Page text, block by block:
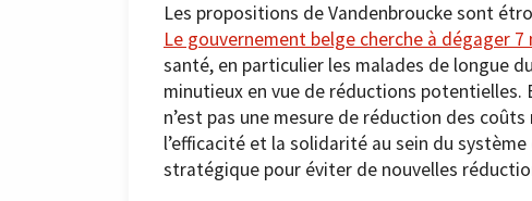
Les propositions de Vandenbroucke sont
Le gouvernement belge cherche à dégager 7
santé, en particulier les malades de longue
minutieux en vue de réductions potentielles.
n’est pas une mesure de réduction des
l’efficacité et la solidarité au sein du
stratégique pour éviter de nouvelles